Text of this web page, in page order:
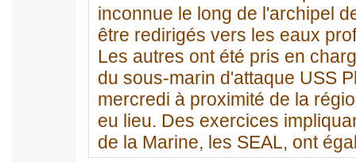
inconnue le long de l'archipel
être redirigés vers les eaux
Les autres ont été pris en
du sous-marin d'attaque USS
mercredi à proximité de la
eu lieu. Des exercices
de la Marine, les SEAL, ont